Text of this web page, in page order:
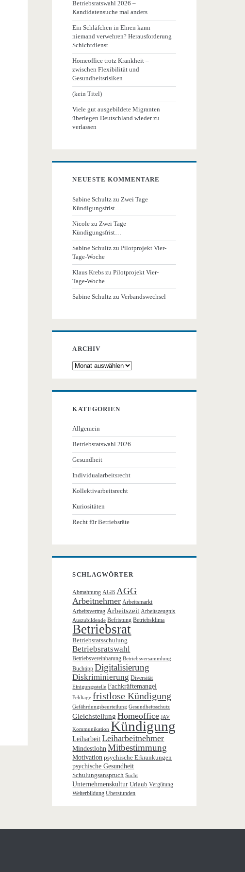
Betriebsratswahl 2026 –
Kandidatensuche mal anders
Ein Schläfchen in Ehren kann
niemand verwehren? Herausforderung
Schichtdienst
Homeoffice trotz Krankheit –
zwischen Flexibilität und
Gesundheitsrisiken
(kein Titel)
Viele gut ausgebildete Migranten
überlegen Deutschland wieder zu
verlassen
NEUESTE KOMMENTARE
Sabine Schultz zu Zwei Tage
Kündigungsfrist…
Nicole zu Zwei Tage
Kündigungsfrist…
Sabine Schultz zuPilotprojekt Vier-
Tage-Woche
Klaus Krebs zuPilotprojekt Vier-
Tage-Woche
Sabine Schultz zuVerbandswechsel
ARCHIV
Archiv
KATEGORIEN
Allgemein
Betriebsratswahl 2026
Gesundheit
Individualarbeitsrecht
Kollektivarbeitsrecht
Kuriositäten
Recht für Betriebsräte
SCHLAGWÖRTER
Abmahnung AGB AGG
Arbeitnehmer Arbeitsmarkt
Arbeitsvertrag Arbeitszeit Arbeitszeugnis
Auszubildende Befristung Betriebsklima
Betriebsrat
Betriebsratsschulung
Betriebsratswahl
Betriebsvereinbarung Betriebsversammlung
Buchtipp Digitalisierung
Diskriminierung Diversität
Einigungsstelle Fachkräftemangel
Fehltage fristlose Kündigung
Gefährdungsbeurteilung Gesundheitsschutz
Gleichstellung Homeoffice JAV
Kommunikation Kündigung
Leiharbeit Leiharbeitnehmer
Mindestlohn Mitbestimmung
Motivation psychische Erkrankungen
psychische Gesundheit
Schulungsanspruch Sucht
Unternehmenskultur Urlaub Vergütung
Weiterbildung Überstunden